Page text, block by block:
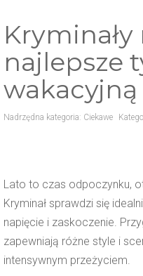
najlepsze
Nadrzędna kategoria: Ciekawe
Lato to czas odpoczynku,
Kryminał sprawdzi się
napięcie i zaskoczenie.
zapewniają różne style i
intensywnym przeżyciem.